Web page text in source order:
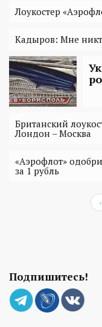
Лоукостер
Кадыров: Мне
Британский
Лондон – Москва
«Аэрофлот»
за 1 рубль
Подпишитесь!